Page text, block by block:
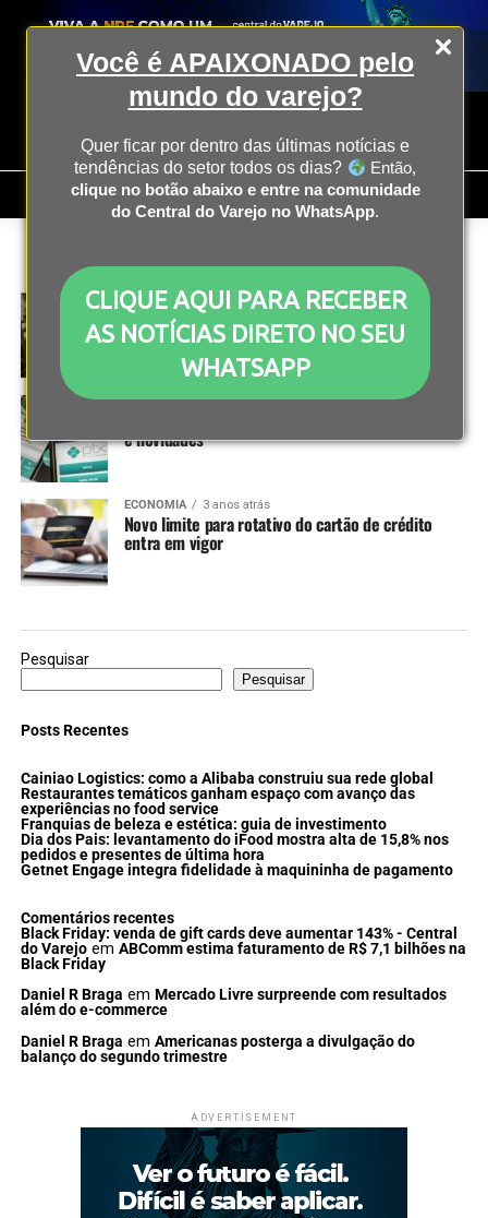
Você é APAIXONADO pelo
mundo do varejo?
Quer ficar por dentro das últimas notícias e
tendências do setor todos os dias?
Então,
clique no botão abaixo e entre na comunidade
do Central do Varejo no WhatsApp.
CLIQUE AQUI PARA RECEBER
AS NOTÍCIAS DIRETO NO SEU
WHATSAPP
All posts tagged "formas de pagamento"
COMPORTAMENTO 3 anos atrás
Busca por crédito entre os brasileiros caiu 9,1%
em 2023
ECONOMIA 3 anos atrás
e novidades
ECONOMIA 3 anos atrás
Novo limite para rotativo do cartão de crédito
entra em vigor
Pesquisar
Pesquisar
Posts Recentes
Cainiao Logistics: como a Alibaba construiu sua rede global
Restaurantes temáticos ganham espaço com avanço das
experiências no food service
Franquias de beleza e estética: guia de investimento
Dia dos Pais: levantamento do iFood mostra alta de 15,8% nos
pedidos e presentes de última hora
Getnet Engage integra fidelidade à maquininha de pagamento
Comentários recentes
Black Friday: venda de gift cards deve aumentar 143% - Central
do Varejoem ABComm estima faturamento de R$ 7,1 bilhões na
Black Friday
Daniel R Braga em Mercado Livre surpreende com resultados
além do e-commerce
Daniel R Braga em Americanas posterga a divulgação do
balanço do segundo trimestre
ADVERTISEMENT